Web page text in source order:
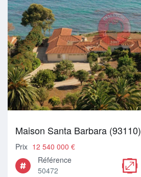
Maison Santa Barbara (93110)
Prix 12 540 000 €
Référence
50472